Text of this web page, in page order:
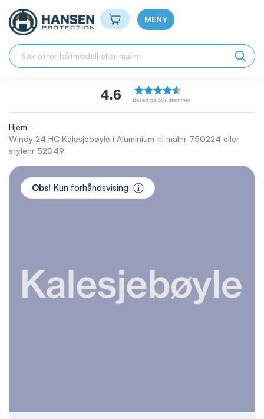
Min handlekurv
MENY
4.6 Basert på 587 stemmer
Hjem
Windy 24 HC Kalesjebøyle i Aluminium til malnr 750224 eller
stylenr 52049
Skip
Obs! Kun forhåndsvising